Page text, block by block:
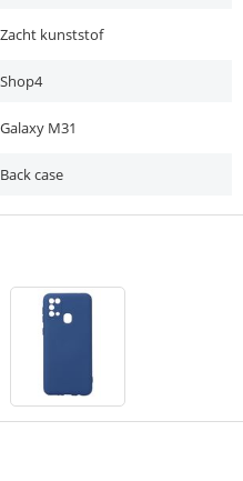
Zacht kunststof
Shop4
Galaxy M31
Back case